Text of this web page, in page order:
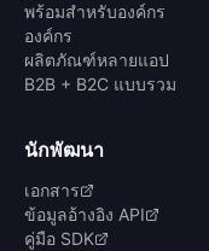
พร้อมสำหรับองค์กร
องค์กร
ผลิตภัณฑ์หลายแอป
B2B + B2C แบบรวม
นักพัฒนา
เอกสาร
ข้อมูลอ้างอิง API
คู่มือ SDK